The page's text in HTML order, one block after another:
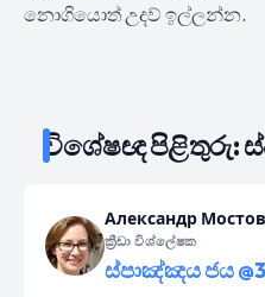
නොගියොත් උදව් ඉල්ලන්න.
විශේෂඥ පිළිතුරු:
Александр
ක්‍රීඩා විශ්ලේෂක
ස්පාඤ්ඤය ජය